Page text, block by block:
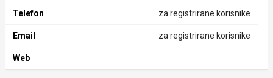
Telefon za registrirane korisnike
Email za registrirane korisnike
Web